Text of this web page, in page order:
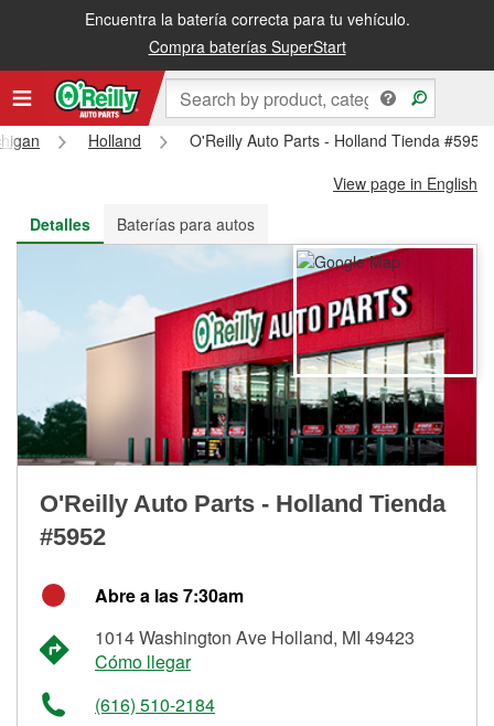
Encuentra la batería correcta para tu vehículo.
Compra baterías SuperStart
Recibe tu orden gratis al día siguiente o recógela en la tienda
Holland
O'Reilly Auto Parts - Holland Tienda #5952
View page in English
Detalles
Baterías para autos
O'Reilly Auto Parts - Holland Tienda
#5952
Abre a las 7:30am
1014 Washington Ave Holland, MI 49423
Cómo llegar
(616) 510-2184